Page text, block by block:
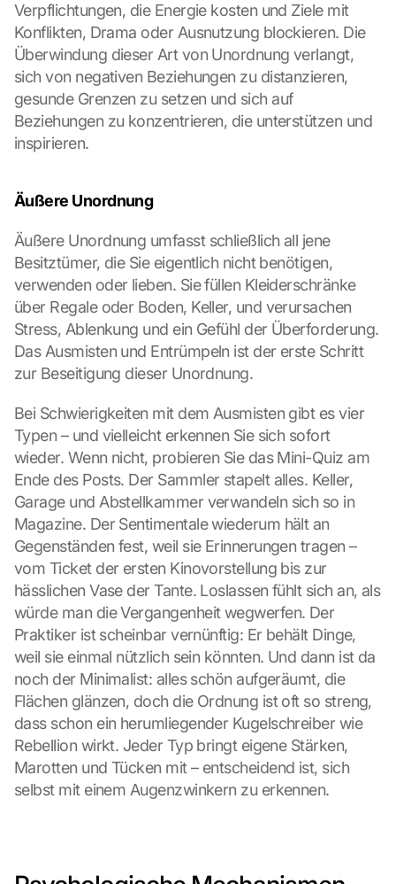
Verpflichtungen, die Energie kosten und Ziele mit
Konflikten, Drama oder Ausnutzung blockieren. Die
Überwindung dieser Art von Unordnung verlangt,
sich von negativen Beziehungen zu distanzieren,
gesunde Grenzen zu setzen und sich auf
Beziehungen zu konzentrieren, die unterstützen und
inspirieren.
Äußere Unordnung
Äußere Unordnung umfasst schließlich all jene
Besitztümer, die Sie eigentlich nicht benötigen,
verwenden oder lieben. Sie füllen Kleiderschränke
über Regale oder Boden, Keller, und verursachen
Stress, Ablenkung und ein Gefühl der Überforderung.
Das Ausmisten und Entrümpeln ist der erste Schritt
zur Beseitigung dieser Unordnung.
Bei Schwierigkeiten mit dem Ausmisten gibt es vier
Typen – und vielleicht erkennen Sie sich sofort
wieder. Wenn nicht, probieren Sie das Mini-Quiz am
Ende des Posts. Der Sammler stapelt alles. Keller,
Garage und Abstellkammer verwandeln sich so in
Magazine. Der Sentimentale wiederum hält an
Gegenständen fest, weil sie Erinnerungen tragen –
vom Ticket der ersten Kinovorstellung bis zur
hässlichen Vase der Tante. Loslassen fühlt sich an, als
würde man die Vergangenheit wegwerfen. Der
Praktiker ist scheinbar vernünftig: Er behält Dinge,
weil sie einmal nützlich sein könnten. Und dann ist da
noch der Minimalist: alles schön aufgeräumt, die
Flächen glänzen, doch die Ordnung ist oft so streng,
dass schon ein herumliegender Kugelschreiber wie
Rebellion wirkt. Jeder Typ bringt eigene Stärken,
Marotten und Tücken mit – entscheidend ist, sich
selbst mit einem Augenzwinkern zu erkennen.